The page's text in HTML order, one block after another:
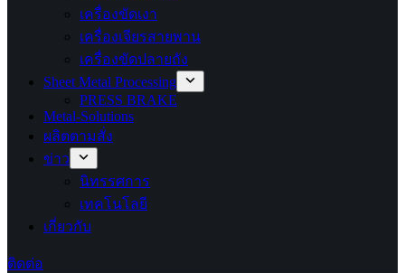
เครื่องขัดเงา
เครื่องเจียรสายพาน
เครื่องขัดปลายถัง
Sheet Metal Processing
PRESS BRAKE
Metal-Solutions
ผลิตตามสั่ง
ข่าว
นิทรรศการ
เทคโนโลยี
เกี่ยวกับ
ติดต่อ